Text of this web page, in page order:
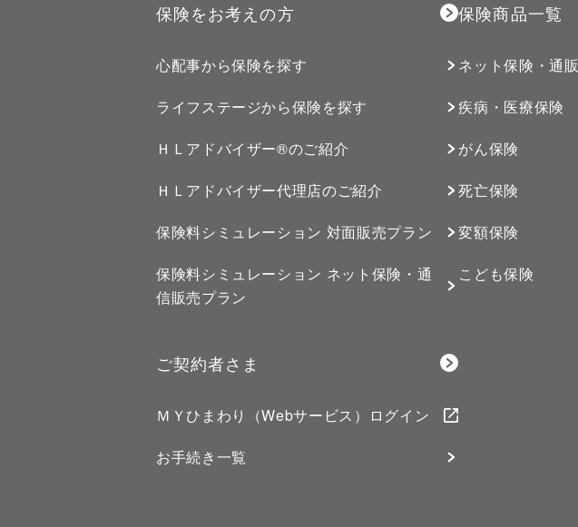
保険をお考えの方
心配事から保険を探す
ライフステージから保険を探す
ＨＬアドバイザー®のご紹介
ＨＬアドバイザー代理店のご紹介
保険料シミュレーション 対面販売プラン
保険料シミュレーション ネット保険・通
信販売プラン
ご契約者さま
ＭＹひまわり（Webサービス）ログイン
お手続き一覧
保険商品一覧
ネット保険・通
疾病・医療保険
がん保険
死亡保険
変額保険
こども保険